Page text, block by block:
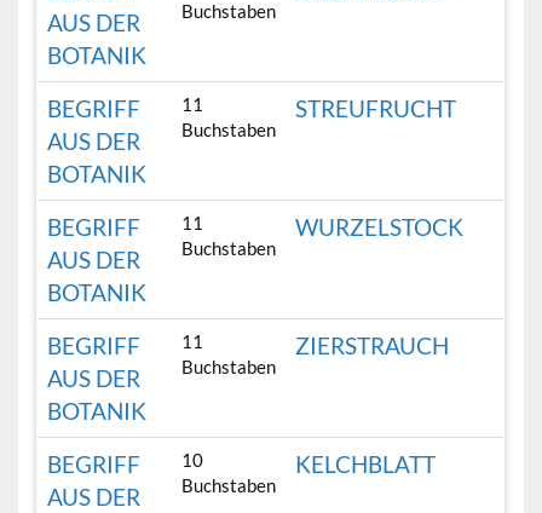
AUS DER
BOTANIK
Buchstaben
BEGRIFF
AUS DER
BOTANIK
11
Buchstaben
STREUFRUCHT
BEGRIFF
AUS DER
BOTANIK
11
Buchstaben
WURZELSTOCK
BEGRIFF
AUS DER
BOTANIK
11
Buchstaben
ZIERSTRAUCH
BEGRIFF
AUS DER
10
Buchstaben
KELCHBLATT